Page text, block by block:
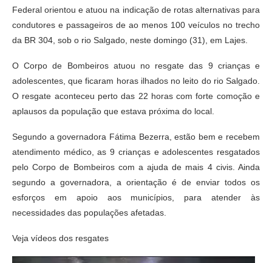
Federal orientou e atuou na indicação de rotas alternativas para
condutores e passageiros de ao menos 100 veículos no trecho
da BR 304, sob o rio Salgado, neste domingo (31), em Lajes.
O Corpo de Bombeiros atuou no resgate das 9 crianças e
adolescentes, que ficaram horas ilhados no leito do rio Salgado.
O resgate aconteceu perto das 22 horas com forte comoção e
aplausos da população que estava próxima do local.
Segundo a governadora Fátima Bezerra, estão bem e recebem
atendimento médico, as 9 crianças e adolescentes resgatados
pelo Corpo de Bombeiros com a ajuda de mais 4 civis. Ainda
segundo a governadora, a orientação é de enviar todos os
esforços em apoio aos municípios, para atender às
necessidades das populações afetadas.
Veja vídeos dos resgates